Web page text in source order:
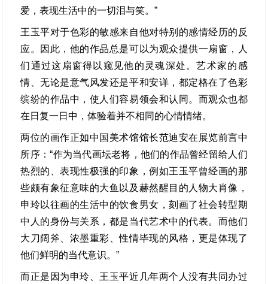
爱，表现生活中的一切泪与笑。”
王玉平对于色彩的敏感来自他对特别的感情经历的反
应。因此，他的作品总是可以为观众提供一扇窗，人
们通过这扇窗得以窥见他的灵魂深处。艺术家的感
情、无论是意气风发还是平和安详，都定格在了色彩
缤纷的作品中，使人们容易领会和认同。而观众也都
在日复一日中，体验着并不相同的心情情绪。
两位的画作正如中国美术馆馆长范迪安在展览前言中
所序：“作为当代画坛老将，他们的作品曾经留给人们
热烈的、表现性极强的印象，例如王玉平曾经画的那
些颇有象征意味的大鱼以及赫然醒目的人物大肖像，
申玲以往画的生活中的饮食男女，刻画了社会转型期
中人的身份与关系，都是当代艺术中的代表。而他们
大刀阔斧、浓墨重彩、性情毕现的风格，更是体现了
他们鲜明的当代意识。”
而正是因为申玲、王玉平近几年两个人没有共同办过